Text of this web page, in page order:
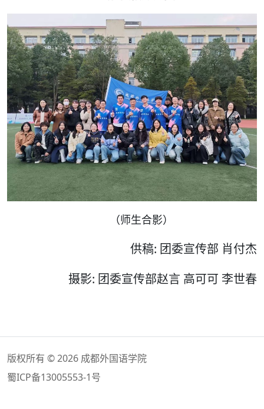
（师生合影）
供稿: 团委宣传部 肖付杰
摄影: 团委宣传部赵言 高可可 李世春
版权所有 © 2026 成都外国语学院
蜀ICP备13005553-1号